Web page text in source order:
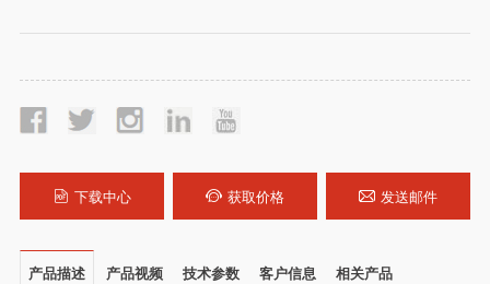
下载中心 获取价格 发送邮件
产品描述 产品视频 技术参数 客户信息 相关产品